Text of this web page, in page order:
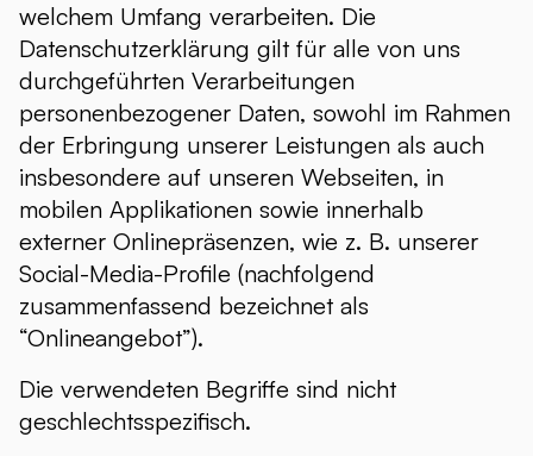
welchem Umfang verarbeiten. Die
Datenschutzerklärung gilt für alle von uns
durchgeführten Verarbeitungen
personenbezogener Daten, sowohl im Rahmen
der Erbringung unserer Leistungen als auch
insbesondere auf unseren Webseiten, in
mobilen Applikationen sowie innerhalb
externer Onlinepräsenzen, wie z. B. unserer
Social-Media-Profile (nachfolgend
zusammenfassend bezeichnet als
“Onlineangebot”).
Die verwendeten Begriffe sind nicht
geschlechtsspezifisch.